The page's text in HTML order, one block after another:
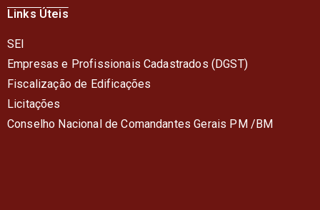
Links Úteis
SEI
Empresas e Profissionais Cadastrados (DGST)
Fiscalização de Edificações
Licitações
Conselho Nacional de Comandantes Gerais PM /BM